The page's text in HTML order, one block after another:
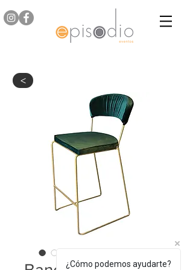
>
¿Cómo podemos ayudarte?